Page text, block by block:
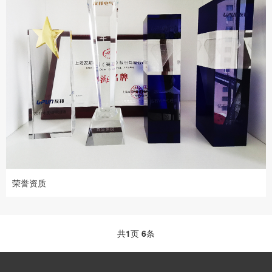
荣誉资质
共1页 6条